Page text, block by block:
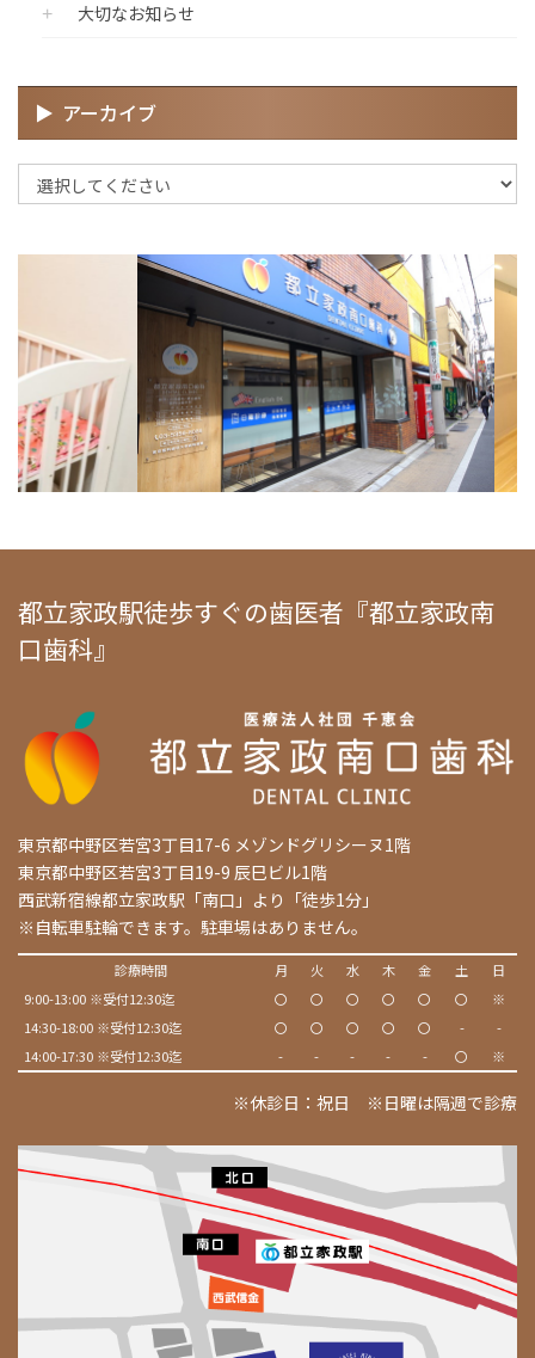
大切なお知らせ
アーカイブ
都立家政駅徒歩すぐの歯医者『都立家政南
口歯科』
東京都中野区若宮3丁目17-6 メゾンドグリシーヌ1階
東京都中野区若宮3丁目19-9 辰巳ビル1階
西武新宿線都立家政駅「南口」より「徒歩1分」
※自転車駐輪できます。駐車場はありません。
診療時間 月 火 水 木 金 土
日
9:00-13:00 ※受付12:30迄
〇 〇 〇 〇 〇 〇
※
14:30-18:00 ※受付12:30迄
〇 〇 〇 〇 〇 -
-
14:00-17:30 ※受付12:30迄
- - - - - 〇 ※
※休診日：祝日 ※日曜は隔週で診療